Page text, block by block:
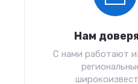
Нам
С нами работают